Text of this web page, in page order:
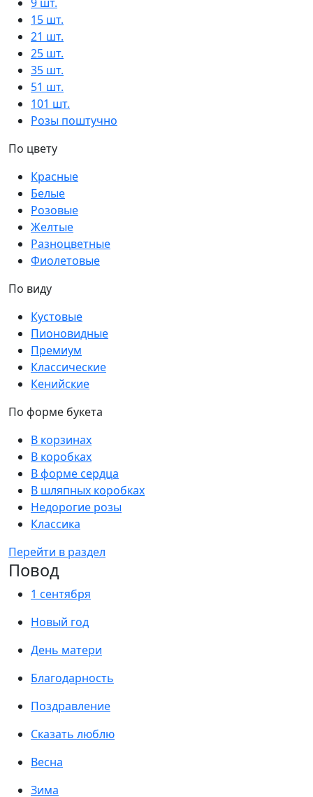
15 шт.
21 шт.
25 шт.
35 шт.
51 шт.
101 шт.
Розы поштучно
По цвету
Красные
Белые
Розовые
Желтые
Разноцветные
Фиолетовые
По виду
Кустовые
Пионовидные
Премиум
Классические
Кенийские
По форме букета
В корзинах
В коробках
В форме сердца
В шляпных коробках
Недорогие розы
Классика
Перейти в раздел
Повод
1 сентября
Новый год
День матери
Благодарность
Поздравление
Сказать люблю
Весна
Зима